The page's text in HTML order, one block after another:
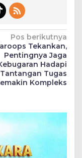
Pos berikutnya
Tekankan,
Pentingnya Jaga
Hadapi
Tantangan Tugas
Kompleks